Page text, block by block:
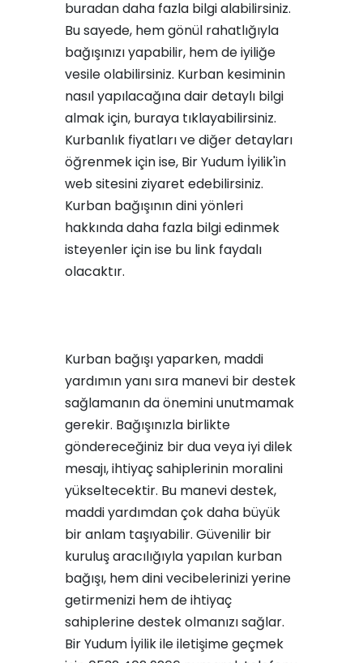
buradandaha fazla bilgi alabilirsiniz.
Bu sayede, hem gönül rahatlığıyla
bağışınızı yapabilir, hem de iyiliğe
vesile olabilirsiniz. Kurban kesiminin
nasıl yapılacağına dair detaylı bilgi
almak için, buraya tıklayabilirsiniz.
Kurbanlık fiyatları ve diğer detayları
öğrenmek için ise, Bir Yudum İyilik'in
web sitesini ziyaret edebilirsiniz.
Kurban bağışının dini yönleri
hakkında daha fazla bilgi edinmek
isteyenler için ise bu link faydalı
olacaktır.
Kurban bağışı yaparken, maddi
yardımın yanı sıra manevi bir destek
sağlamanın da önemini unutmamak
gerekir. Bağışınızla birlikte
göndereceğiniz bir dua veya iyi dilek
mesajı, ihtiyaç sahiplerinin moralini
yükseltecektir. Bu manevi destek,
maddi yardımdan çok daha büyük
bir anlam taşıyabilir. Güvenilir bir
kuruluş aracılığıyla yapılan kurban
bağışı, hem dini vecibelerinizi yerine
getirmenizi hem de ihtiyaç
sahiplerine destek olmanızı sağlar.
Bir Yudum İyilik ile iletişime geçmek